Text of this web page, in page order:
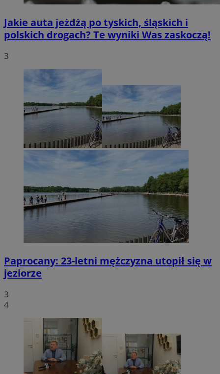
Jakie auta jeżdżą po tyskich, śląskich i
polskich drogach? Te wyniki Was zaskoczą!
3
Paprocany: 23-letni mężczyzna utopił się w
jeziorze
3
4